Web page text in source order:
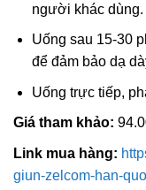
người khác dùng.
Uống sau 15-30
để đảm bảo dạ
Uống trực tiếp,
Giá tham khảo:
Link mua hàng:
giun-zelcom-han-